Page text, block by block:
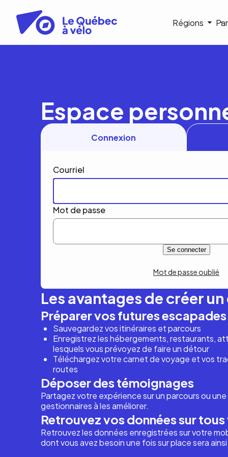
contenu
principal
Régions
Espace
Connexion
Courriel
Mot de passe
Mot de passe oublié
Les avantages de créer
Préparer vos futures escapades
Sauvegardez vos itinéraires et parcours
Enregistrez les hébergements, restaurants,
lesquels vous prévoyez de faire un détour
Téléchargez votre carnet de voyage et vos
routes
Déposer des témoignages
Partagez votre expérience sur un parcours ou
gestionnaires à les améliorer.
Retrouvez vos données sur
Retrouvez les données enregistrées sur votre
dont vous avez besoin une fois sur place sera